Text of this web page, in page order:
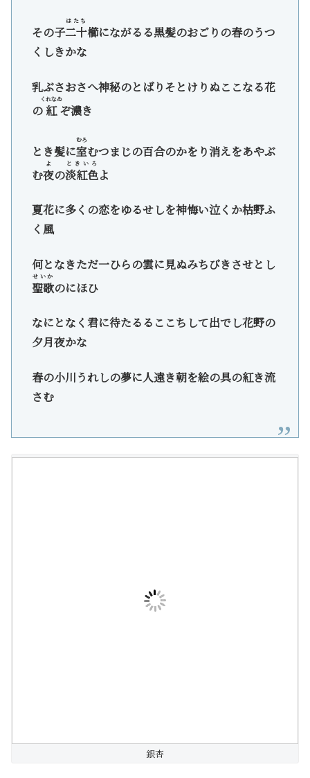
その子二十
はたち
櫛にながるる黒髪のおごりの春のうつ
くしきかな
乳ぶさおさへ神秘のとばりそとけりぬここなる花
の紅
くれなゐ
ぞ濃き
とき髪に室
むろ
むつまじの百合のかをり消えをあやぶ
む夜
よ
の淡紅色
ときいろ
よ
夏花に多くの恋をゆるせしを神悔い泣くか枯野ふ
く風
何となきただ一ひらの雲に見ぬみちびきさせとし
聖歌
せいか
のにほひ
なにとなく君に待たるるここちして出でし花野の
夕月夜かな
春の小川うれしの夢に人遠き朝を絵の具の紅き流
さむ
銀杏